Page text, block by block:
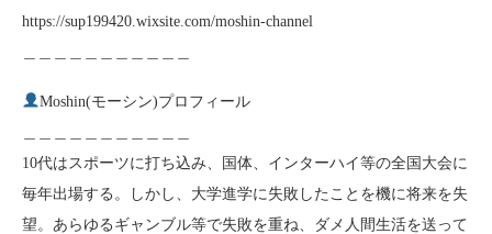
https://sup199420.wixsite.com/moshin-channel
Moshin(モーシン)プロフィール
10代はスポーツに打ち込み、国体、インターハイ等の全国大会に
毎年出場する。しかし、大学進学に失敗したことを機に将来を失
望。あらゆるギャンブル等で失敗を重ね、ダメ人間生活を送って